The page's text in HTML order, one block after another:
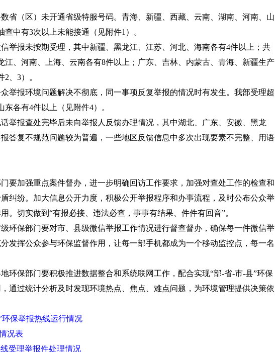
（区）未开通省级特服号码。青海、新疆、西藏、云南、湖南、河南、山
中有3次以上未能接通（见附件1）。
报未按期受理，其中新疆、黑龙江、江苏、河北、海南各有4件以上；共
江、河南、上海、云南各有8件以上；广东、吉林、内蒙古、青海、新疆生产
、3）。
报环境问题解决不彻底，同一事项反复举报的情况时有发生。我部受理超
各有4件以上（见附件4）。
报查处完毕后未向举报人反馈办理情况，其中湖北、广东、安徽、黑龙
答复不规范问题较为普遍，一些地区反馈信息中多次出现要素不完整、用语
加强重点案件督办，进一步明确回访工作要求，加强对查处工作的检查和
纠纷。加大信息公开力度，积极公开举报程序和办事流程，及时公布公众举
。切实做到“有报必接、违法必查，事事有结果、件件有回音”。
保部门要对市、县级微信举报工作情况进行督查督办，确保每一件微信举
发挥公众参与环保监督作用，让每一部手机都成为一个移动监控点，每一名
保部门要积极推进数据整合和系统联网工作，配合实现“部-省-市-县”环保
通过统计分析及时发现环境热点、焦点、难点问题，为环境管理提供决策依
环保举报热线运行情况
况表
线受理举报件处理情况